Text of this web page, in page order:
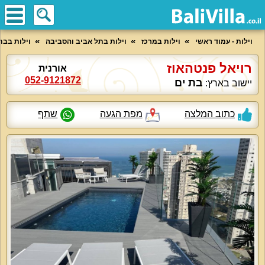
וילות - עמוד ראשי וילות במרכז וילות בתל אביב והסביבה וילות
רויאל פנטהאוז
יישוב בארץ: בת ים
אורנית
052-9121872
כתוב המלצה מפת הגעה שתף